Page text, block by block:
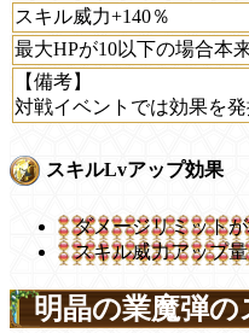
スキル威力+140％
最大HPが10以下の場合本
【備考】
対戦イベントでは効果を
スキルLvアップ効果
ダメージリミット
スキル威力アップ
明晶の業魔弾の